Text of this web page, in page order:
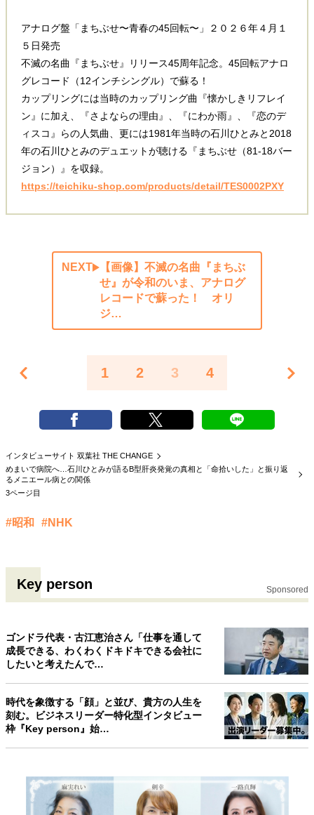
アナログ盤「まちぶせ〜青春の45回転〜」２０２６年４月１
５日発売
不滅の名曲『まちぶせ』リリース45周年記念。45回転アナロ
グレコード（12インチシングル）で蘇る！
カップリングには当時のカップリング曲『懐かしきリフレイ
ン』に加え、『さよならの理由』、『にわか雨』、『恋のデ
ィスコ』らの人気曲、更には1981年当時の石川ひとみと2018
年の石川ひとみのデュエットが聴ける『まちぶせ（81-18バー
ジョン）』を収録。
https://teichiku-shop.com/products/detail/TES0002PXY
NEXT
【画像】不滅の名曲『まちぶ
せ』が令和のいま、アナログ
レコードで蘇った！ オリ
ジ…
1 2 3 4
インタビューサイト 双葉社 THE CHANGE
めまいで病院へ…石川ひとみが語るB型肝炎発覚の真相と「命拾いした」と振り返
るメニエール病との関係
3ページ目
#昭和 #NHK
Key person Sponsored
ゴンドラ代表・古江恵治さん「仕事を通して
成長できる、わくわくドキドキできる会社に
したいと考えたんで…
時代を象徴する「顔」と並び、貴方の人生を
刻む。ビジネスリーダー特化型インタビュー
枠『Key person』始…